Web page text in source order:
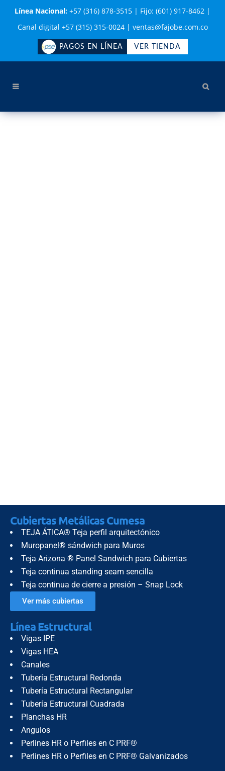
Línea Nacional: +57 (316) 878-3515 | Fijo: (601) 917-8462 |
Canal digital +57 (315) 315-0024| ventas@fajobe.com.co
PAGOS EN LÍNEA VER TIENDA
Cubiertas Metálicas Cumesa
TEJA ÁTICA® Teja perfil arquitectónico
Muropanel® sándwich para Muros
Teja Arizona ® Panel Sandwich para Cubiertas
Teja continua standing seam sencilla
Teja continua de cierre a presión – Snap Lock
Ver más cubiertas
Línea Estructural
Vigas IPE
Vigas HEA
Canales
Tubería Estructural Redonda
Tubería Estructural Rectangular
Tubería Estructural Cuadrada
Planchas HR
Angulos
Perlines HR o Perfiles en C PRF®
Perlines HR o Perfiles en C PRF® Galvanizados